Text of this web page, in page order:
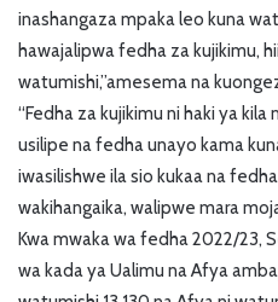
inashangaza mpaka leo kuna
hawajalipwa fedha za kujikimu,
watumishi,”amesema na
“Fedha za kujikimu ni haki ya
usilipe na fedha unayo kama
iwasilishwe ila sio kukaa na
wakihangaika, walipwe mara
Kwa mwaka wa fedha 2022/23,
wa kada ya Ualimu na Afya